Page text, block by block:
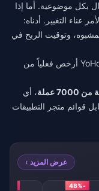
بكل موضوعية. أما إذا
التغيير. أدناه:
وتوقيت الربح في
هل سعر إعادة البيع 0.83 دولار لـ 7000 عملة YoHo أرخص فعلياً من
، أي
مقابل قوائم متجر التطبيقات
عرض المزيد ›
-48%